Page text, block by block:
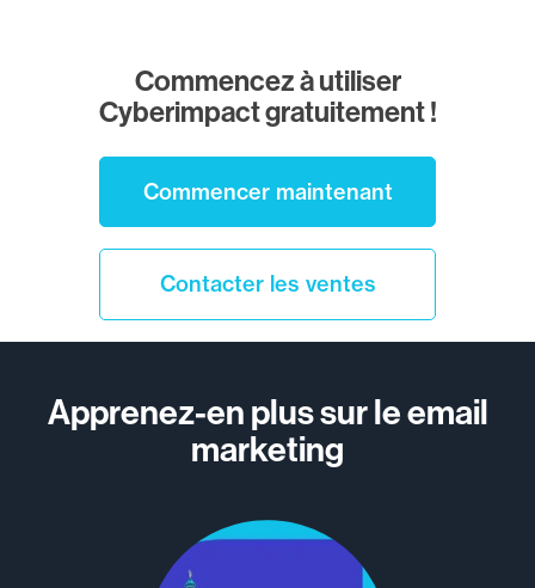
Commencez à utiliser
Cyberimpact gratuitement !
Commencer maintenant
Contacter les ventes
Apprenez-en plus sur le email
marketing